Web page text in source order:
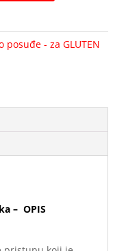
posuđe - za GLUTEN
– OPIS